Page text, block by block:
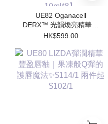
UE82 Oganacell
DERX™ 光韻煥亮精華霜
50ml $599/1 [*$958/2 送
[*$1437/3送 超勝肽爽膚
水15ml*8] *【Skin
Booster 系列任選6件送
超勝肽爽膚水15ml*8+超
勝肽安瓶10ml*8】
HK$599.00